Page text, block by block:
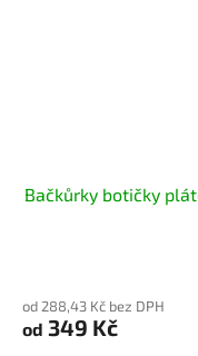
Bačkůrky botičky
od 288,43 Kč bez DPH
od 349 Kč